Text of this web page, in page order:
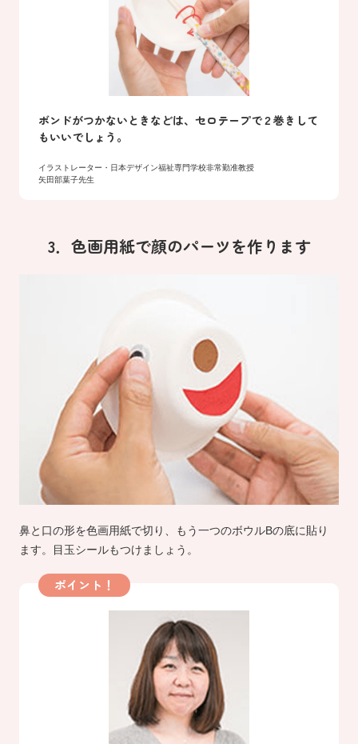
ボンドがつかないときなどは、セロテープで２巻きして
もいいでしょう。
イラストレーター・日本デザイン福祉専門学校非常勤准教授
矢田部葉子先生
3．色画用紙で顔のパーツを作ります
鼻と口の形を色画用紙で切り、もう一つのボウルBの底に貼り
ます。目玉シールもつけましょう。
ポイント！